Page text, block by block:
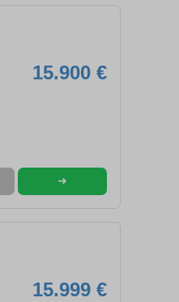
15.900 €
➜
15.999 €